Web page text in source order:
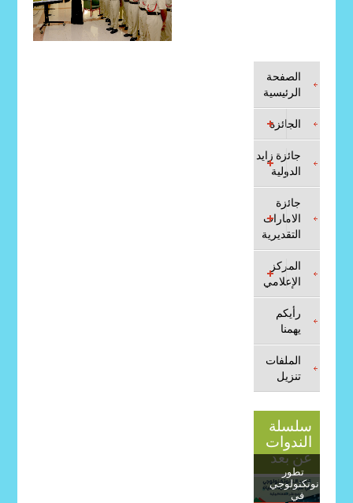
الصفحة
الرئيسية
الجائزة
جائزة زايد
الدولية
جائزة
الامارات
التقديرية
المركز
الإعلامي
رأيكم
يهمنا
الملفات
تنزيل
سلسلة
الندوات
عن بعد
تطور
النانوتكنولوجي
في